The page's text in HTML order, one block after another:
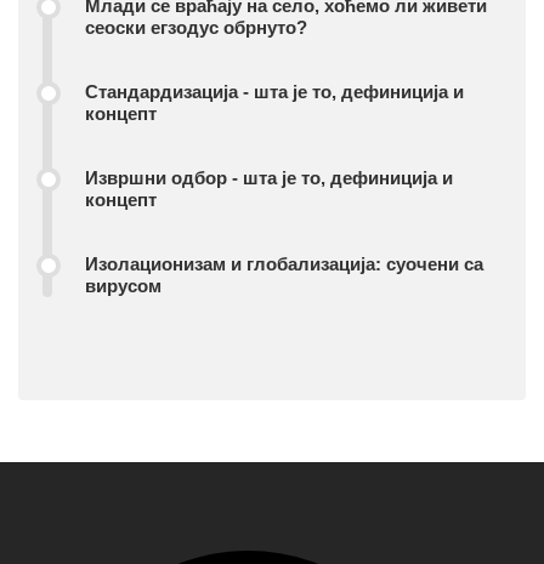
Млади се враћају на село, хоћемо ли живети
сеоски егзодус обрнуто?
Стандардизација - шта је то, дефиниција и
концепт
Извршни одбор - шта је то, дефиниција и
концепт
Изолационизам и глобализација: суочени са
вирусом